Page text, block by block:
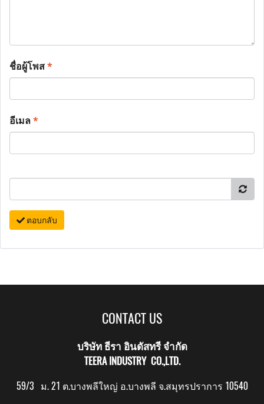
ชื่อผู้โพส*
อีเมล*
ตอบกลับ
CONTACT US
บริษัท ธีรา อินดัสทรี จำกัด
TEERA INDUSTRY CO.,LTD.
59/3 ม. 21 ต.บางพลีใหญ่ อ.บางพลี จ.สมุทรปราการ 10540